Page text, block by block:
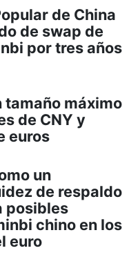
de China
de swap de
por tres años
tamaño máximo
de CNY y
euros
un
de respaldo
posibles
chino en los
euro